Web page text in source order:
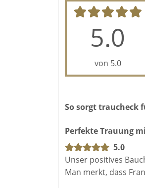
Also, "traut" euch
5.0
von 5.0
So sorgt traucheck
Perfekte Trauung
5.0
Unser positives
Man merkt, dass